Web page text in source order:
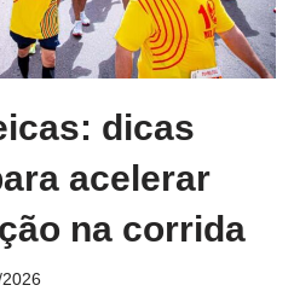
dicas
acelerar
na corrida